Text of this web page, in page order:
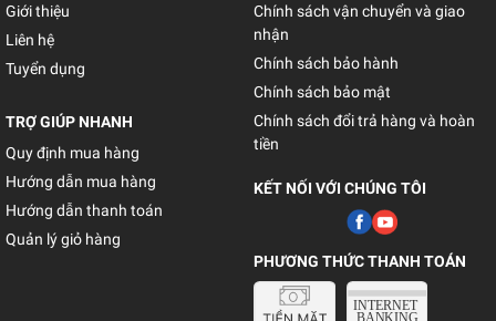
Giới thiệu
Liên hệ
Tuyển dụng
TRỢ GIÚP NHANH
Quy định mua hàng
Hướng dẫn mua hàng
Hướng dẫn thanh toán
Quản lý giỏ hàng
Chính sách vận chuyển và giao
nhận
Chính sách bảo hành
Chính sách bảo mật
Chính sách đổi trả hàng và hoàn
tiền
KẾT NỐI VỚI CHÚNG TÔI
PHƯƠNG THỨC THANH TOÁN